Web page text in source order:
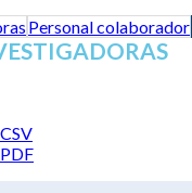
Personal colaborador